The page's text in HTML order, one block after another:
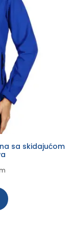
sa skidajućom